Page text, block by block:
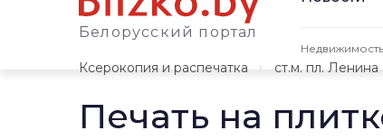
Белорусский портал
Недвижимость
Ксерокопия и распечатка
ст.м. пл. Ленина
Печать на